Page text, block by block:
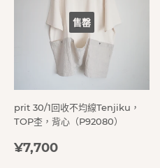
售罄
prit 30/1回收不均線Tenjiku，
TOP杢，背心（P92080）
定
¥7,700